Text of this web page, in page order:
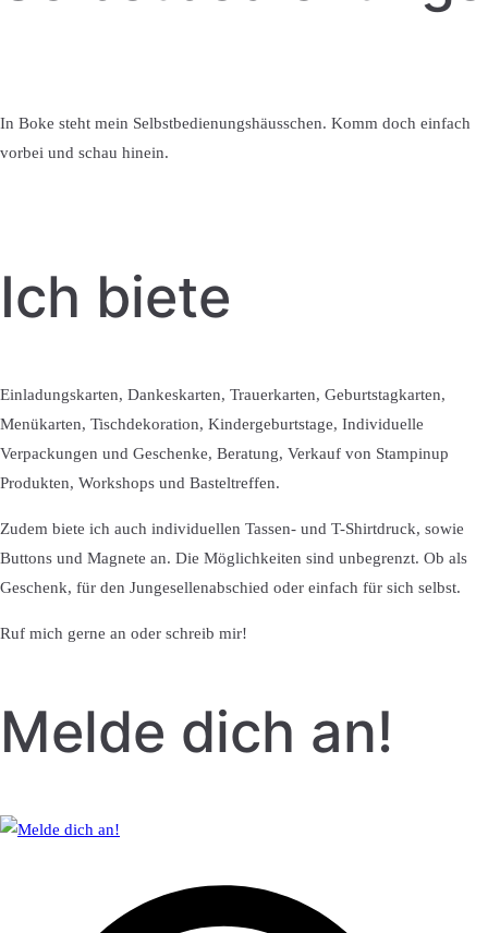
In Boke steht mein Selbstbedienungshäusschen. Komm doch einfach
vorbei und schau hinein.
Ich biete
Einladungskarten, Dankeskarten, Trauerkarten, Geburtstagkarten,
Menükarten, Tischdekoration, Kindergeburtstage, Individuelle
Verpackungen und Geschenke, Beratung, Verkauf von Stampinup
Produkten, Workshops und Basteltreffen.
Zudem biete ich auch individuellen Tassen- und T-Shirtdruck, sowie
Buttons und Magnete an. Die Möglichkeiten sind unbegrenzt. Ob als
Geschenk, für den Jungesellenabschied oder einfach für sich selbst.
Ruf mich gerne an oder schreib mir!
Melde dich an!